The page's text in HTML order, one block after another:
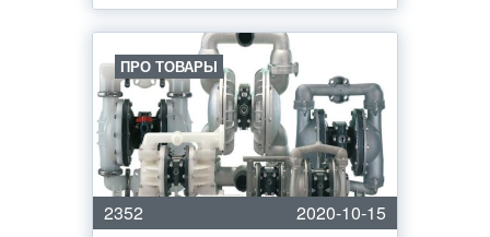
ПРО ТОВАРЫ
2352
2020-10-15